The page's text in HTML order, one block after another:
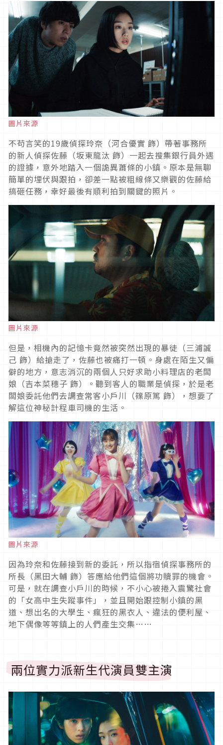
圖片來源
不苟言笑的19歲偵探玲奈（河合優實 飾）帶著事務所
的新人偵探佐藤（坂東龍汰 飾）一起去搜集銀行員外遇
的證據，意外地踏入一個詭異蕭條的小鎮。原本是無聊
簡單的埋伏與跟拍，卻差一點被粗線條又樂觀的佐藤給
搞砸任務，幸好最後有順利拍到關鍵的照片。
圖片來源
但是，相機內的記憶卡竟然被突然出現的暴徒（三浦誠
己 飾）給搶走了，佐藤也被痛打一頓。身處在陌生又偏
僻的地方，意志消沉的兩個人只好求助小料理店的老闆
娘（吉本菜穗子 飾）。聽到客人的職業是偵探，於是老
闆娘委託他們去調查常客小戶川（篠原篤 飾），想要了
解這位神秘計程車司機的生活。
圖片來源
因為玲奈和佐藤接到新的委託，所以指宿偵探事務所的
所長（黑田大輔 飾）答應給他們這個將功贖罪的機會。
可是，就在調查小戶川的時候，不小心被捲入震驚社會
的「女高中生失蹤事件」，並且開始跟控制小鎮的黑
道、想出名的大學生、瘋狂的黑衣人、違法的便利屋、
地下偶像等等鎮上的人們產生交集……
兩位實力派新生代演員雙主演